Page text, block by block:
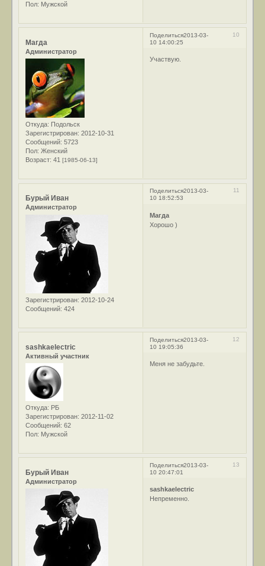
Пол: Мужской
Поделиться 10
2013-03-
10 14:00:25
Магда
Администратор
Откуда: Подольск
Зарегистрирован: 2012-10-31
Сообщений: 5723
Пол: Женский
Возраст: 41[1985-06-13]
Участвую.
Поделиться 11
2013-03-
10 18:52:53
Бурый Иван
Администратор
Зарегистрирован: 2012-10-24
Сообщений: 424
Магда
Хорошо )
Поделиться 12
2013-03-
10 19:05:36
sashkaelectric
Активный участник
Откуда: РБ
Зарегистрирован: 2012-11-02
Сообщений: 62
Пол: Мужской
Меня не забудьте.
Поделиться 13
2013-03-
10 20:47:01
Бурый Иван
Администратор
sashkaelectric
Непременно.